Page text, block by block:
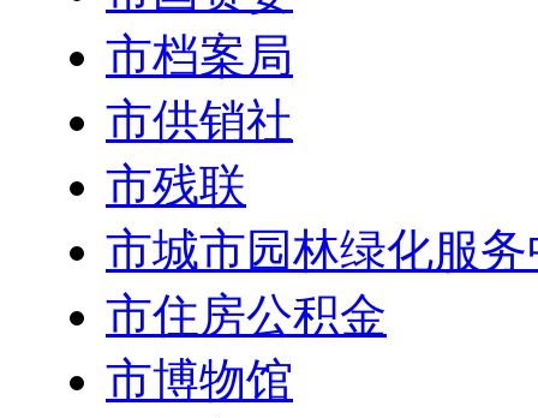
市档案局
市供销社
市残联
市城市园林绿化服
市住房公积金
市博物馆